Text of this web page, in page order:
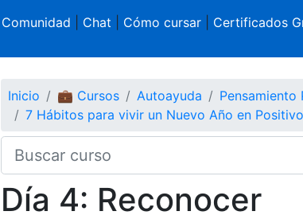
Comunidad Chat Cómo cursar| Certificados
Inicio 💼 Cursos Autoayuda
Pensamiento
7 Hábitos para vivir un Nuevo Año en Positivo
Día 4: Reconocer